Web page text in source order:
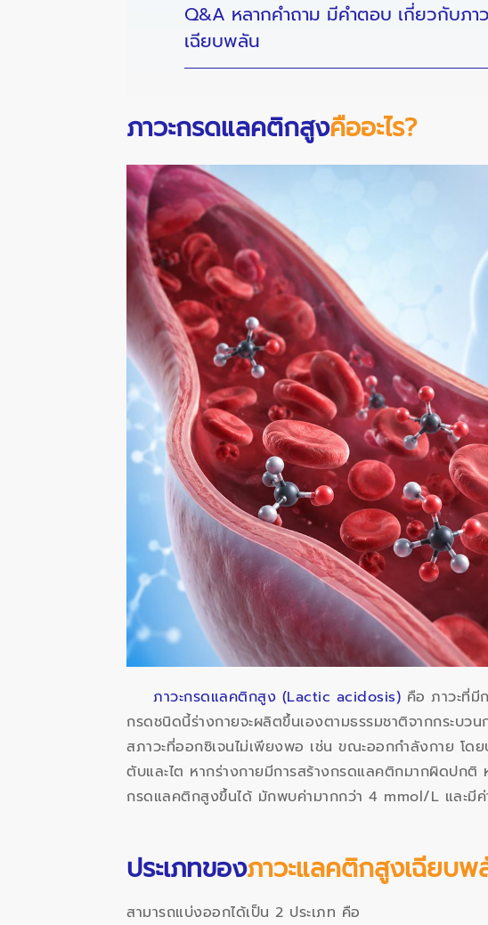
Q&A หลากคำถาม มีคำตอบ เกี่ยวกับภา
เฉียบพลัน
ภาวะกรดแลคติกสูงคืออะไร?
ภาวะกรดแลคติกสูง (Lactic acidosis) คือ ภาวะที่
กรดชนิดนี้ร่างกายจะผลิตขึ้นเองตามธรรมชาติจากกระบว
สภาวะที่ออกซิเจนไม่เพียงพอ เช่น ขณะออกกำลังกาย โด
ตับและไต หากร่างกายมีการสร้างกรดแลคติกมากผิดปกติ
กรดแลคติกสูงขึ้นได้ มักพบค่ามากกว่า 4 mmol/L และมีค่
ประเภทของภาวะแลคติกสูงเฉียบพ
สามารถแบ่งออกได้เป็น 2 ประเภท คือ